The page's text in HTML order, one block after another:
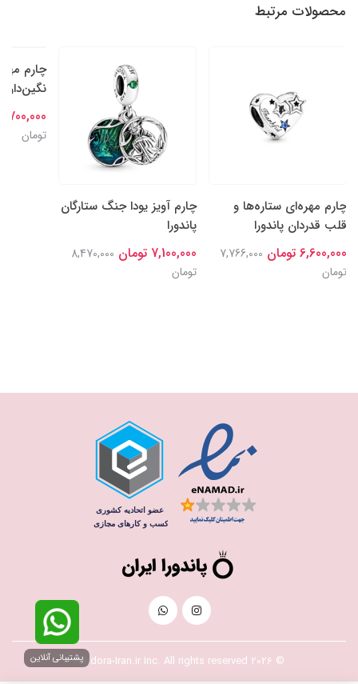
محصولات مرتبط
چارم مهره‌ای ستاره‌ها و
قلب قدردان پاندورا
6,600,000 تومان
7,766,000
تومان
چارم آویز یودا جنگ ستارگان
پاندورا
7,100,000 تومان
8,470,000
تومان
© 2026 Pandora-Iran.ir Inc. All rights reserved پشتیبانی آنلاین